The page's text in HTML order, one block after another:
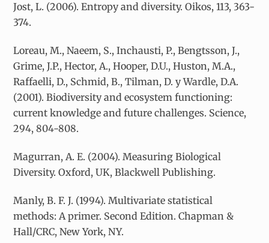
Jost, L. (2006). Entropy and diversity. Oikos, 113, 363-
374.
Loreau, M., Naeem, S., Inchausti, P., Bengtsson, J.,
Grime, J.P., Hector, A., Hooper, D.U., Huston, M.A.,
Raffaelli, D., Schmid, B., Tilman, D. y Wardle, D.A.
(2001). Biodiversity and ecosystem functioning:
current knowledge and future challenges. Science,
294, 804-808.
Magurran, A. E. (2004). Measuring Biological
Diversity. Oxford, UK, Blackwell Publishing.
Manly, B. F. J. (1994). Multivariate statistical
methods: A primer. Second Edition. Chapman &
Hall/CRC, New York, NY.